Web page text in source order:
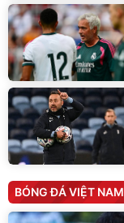
BÓNG ĐÁ VIỆT NAM